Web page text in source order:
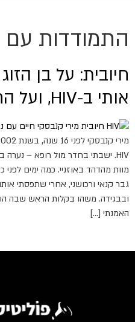
התמודדות עם
חיובית: על בן
אותי ב-HIV, ועל החיים אחריו
מוות מהדהד באוזניי. כמה ימים
גבר קנאי ורכושני, אחרי שתפסתי
ובבגידה. משהו בקלות הראש שבה
האמנתי […]